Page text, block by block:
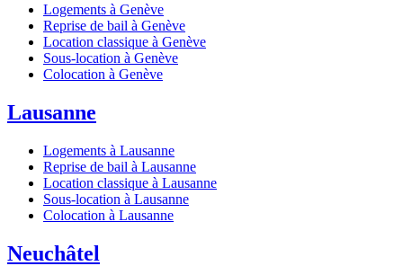
Logements à Genève
Reprise de bail à Genève
Location classique à Genève
Sous-location à Genève
Colocation à Genève
Lausanne
Logements à Lausanne
Reprise de bail à Lausanne
Location classique à Lausanne
Sous-location à Lausanne
Colocation à Lausanne
Neuchâtel